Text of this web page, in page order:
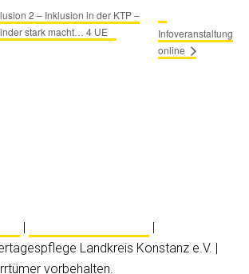
2 – Inklusion in der KTP –
stark macht… 4 UE
Infoveranstaltung
online
|
|
Landkreis Konstanz e.V. |
vorbehalten.